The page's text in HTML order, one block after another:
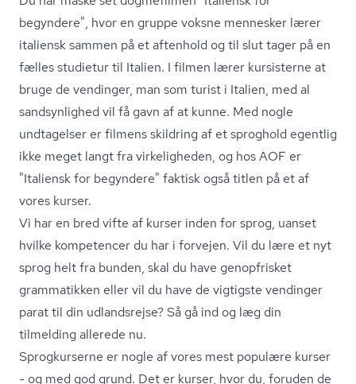
begyndere", hvor en gruppe voksne mennesker lærer
italiensk sammen på et aftenhold og til slut tager på en
fælles studietur til Italien. I filmen lærer kursisterne at
bruge de vendinger, man som turist i Italien, med al
sandsynlighed vil få gavn af at kunne. Med nogle
undtagelser er filmens skildring af et sproghold egentlig
ikke meget langt fra virkeligheden, og hos AOF er
"Italiensk for begyndere" faktisk også titlen på et af
vores kurser.
Vi har en bred vifte af kurser inden for sprog, uanset
hvilke kompetencer du har i forvejen. Vil du lære et nyt
sprog helt fra bunden, skal du have genopfrisket
grammatikken eller vil du have de vigtigste vendinger
parat til din udlandsrejse? Så gå ind og læg din
tilmelding allerede nu.
Sprogkurserne er nogle af vores mest populære kurser
- og med god grund. Det er kurser, hvor du, foruden de